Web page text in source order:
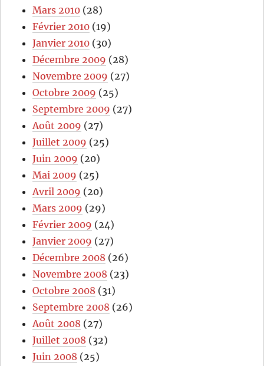
Mars 2010 (28)
Février 2010 (19)
Janvier 2010 (30)
Décembre 2009 (28)
Novembre 2009 (27)
Octobre 2009 (25)
Septembre 2009 (27)
Août 2009 (27)
Juillet 2009 (25)
Juin 2009 (20)
Mai 2009 (25)
Avril 2009 (20)
Mars 2009 (29)
Février 2009 (24)
Janvier 2009 (27)
Décembre 2008 (26)
Novembre 2008 (23)
Octobre 2008 (31)
Septembre 2008 (26)
Août 2008 (27)
Juillet 2008 (32)
Juin 2008 (25)